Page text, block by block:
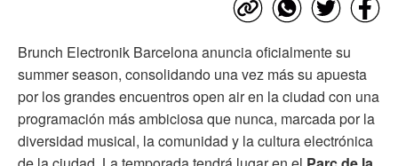
Brunch Electronik Barcelona anuncia oficialmente su
summer season, consolidando una vez más su apuesta
por los grandes encuentros open air en la ciudad con una
programación más ambiciosa que nunca, marcada por la
diversidad musical, la comunidad y la cultura electrónica